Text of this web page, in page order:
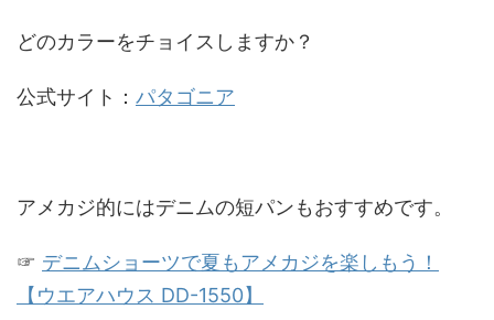
どのカラーをチョイスしますか？
公式サイト： パタゴニア
アメカジ的にはデニムの短パンもおすすめです。
☞ デニムショーツで夏もアメカジを楽しもう！
【ウエアハウス DD-1550】